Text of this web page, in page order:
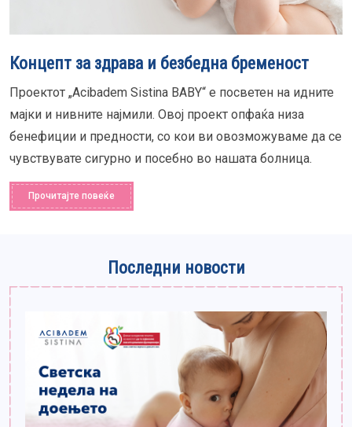
Концепт за здрава и безбедна бременост
Проектот „Acibadem Sistina BABY“ е посветен на идните
мајки и нивните најмили. Овој проект опфаќа низа
бенефиции и предности, со кои ви овозможуваме да се
чувствувате сигурно и посебно во нашата болница.
Прочитајте повеќе
Последни новости